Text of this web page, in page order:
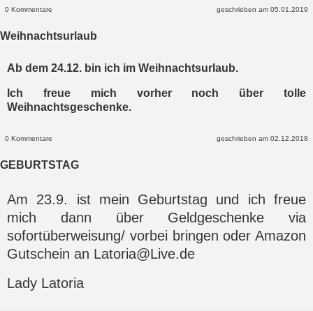
0 Kommentare geschrieben am 05.01.2019
Weihnachtsurlaub
Ab dem 24.12. bin ich im Weihnachtsurlaub.
Ich freue mich vorher noch über tolle
Weihnachtsgeschenke.
0 Kommentare geschrieben am 02.12.2018
GEBURTSTAG
Am 23.9. ist mein Geburtstag und ich freue
mich dann über Geldgeschenke via
sofortüberweisung/ vorbei bringen oder Amazon
Gutschein an Latoria@Live.de
Lady Latoria